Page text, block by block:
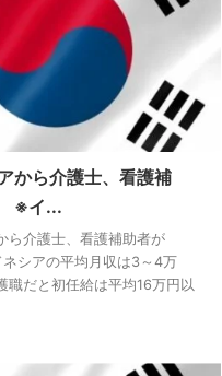
から介護士、看護補
※イ...
ら介護士、看護補助者が
シアの平均月収は3～4万
職だと初任給は平均16万円以